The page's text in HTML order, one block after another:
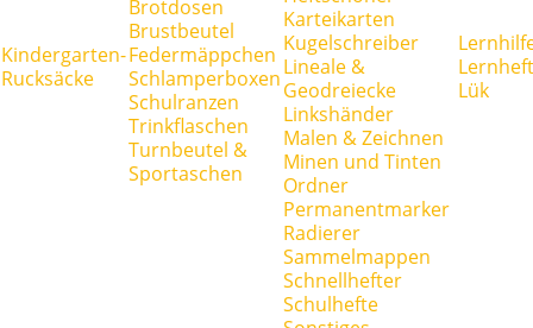
Kindergarten-
Rucksäcke
Brotdosen
Brustbeutel
Federmäppchen
Schlamperboxen
Schulranzen
Trinkflaschen
Turnbeutel &
Sportaschen
Karteikarten
Kugelschreiber
Lineale &
Geodreiecke
Linkshänder
Malen & Zeichnen
Minen und Tinten
Ordner
Permanentmarker
Radierer
Sammelmappen
Schnellhefter
Schulhefte
Lük